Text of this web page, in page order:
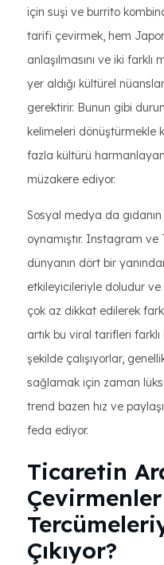
için suşi ve burrito
tarifi çevirmek, hem
anlaşılmasını ve iki farklı
yer aldığı kültürel
gerektirir. Bunun gibi
kelimeleri dönüştürmekle
fazla kültürü
müzakere ediyor.
Sosyal medya da
oynamıştır. Instagram
dünyanın dört bir
etkileyicileriyle doludur
çok az dikkat edilerek
artık bu viral tarifleri
şekilde çalışıyorlar,
sağlamak için zaman
trend bazen hız ve
feda ediyor.
Ticaretin
Çıkıyor?